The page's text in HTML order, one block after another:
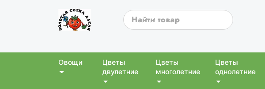
Овощи
Цветы
двулетние
Цветы
многолетние
Цветы
однолетние